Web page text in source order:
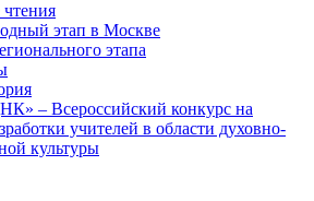
этап в Москве
этапа
– Всероссийский конкурс на
учителей в области духовно-
культуры